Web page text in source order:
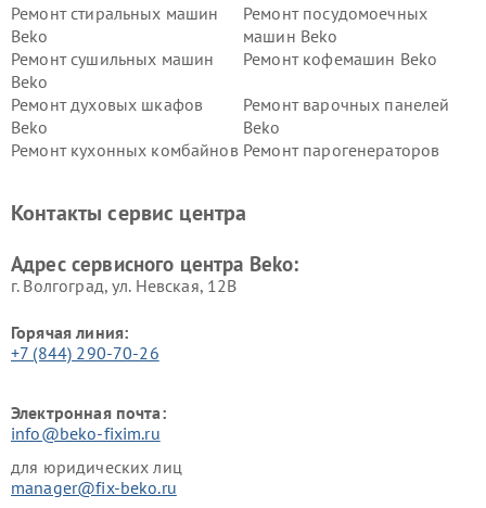
Ремонт стиральных машин
Beko
Ремонт посудомоечных
машин Beko
Ремонт сушильных машин
Beko
Ремонт кофемашин Beko
Ремонт духовых шкафов
Beko
Ремонт варочных панелей
Beko
Ремонт кухонных комбайнов Ремонт парогенераторов
Ремонт холодильников Beko Ремонт морозильных камер
Контакты сервис центра
Адрес сервисного центра Beko:
г. Волгоград, ул. Невская, 12В
Горячая линия:
+7 (844) 290-70-26
Электронная почта:
info@beko-fixim.ru
для юридических лиц
manager@fix-beko.ru